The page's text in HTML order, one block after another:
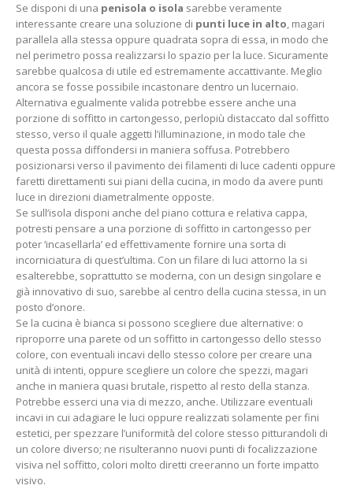
Se disponi di una penisola o isola sarebbe veramente
interessante creare una soluzione di punti luce in alto, magari
parallela alla stessa oppure quadrata sopra di essa, in modo che
nel perimetro possa realizzarsi lo spazio per la luce. Sicuramente
sarebbe qualcosa di utile ed estremamente accattivante. Meglio
ancora se fosse possibile incastonare dentro un lucernaio.
Alternativa egualmente valida potrebbe essere anche una
porzione di soffitto in cartongesso, perlopiù distaccato dal soffitto
stesso, verso il quale aggetti l’illuminazione, in modo tale che
questa possa diffondersi in maniera soffusa. Potrebbero
posizionarsi verso il pavimento dei filamenti di luce cadenti oppure
faretti direttamenti sui piani della cucina, in modo da avere punti
luce in direzioni diametralmente opposte.
Se sull’isola disponi anche del piano cottura e relativa cappa,
potresti pensare a una porzione di soffitto in cartongesso per
poter ‘incasellarla’ ed effettivamente fornire una sorta di
incorniciatura di quest’ultima. Con un filare di luci attorno la si
esalterebbe, soprattutto se moderna, con un design singolare e
già innovativo di suo, sarebbe al centro della cucina stessa, in un
posto d’onore.
Se la cucina è bianca si possono scegliere due alternative: o
riproporre una parete od un soffitto in cartongesso dello stesso
colore, con eventuali incavi dello stesso colore per creare una
unità di intenti, oppure scegliere un colore che spezzi, magari
anche in maniera quasi brutale, rispetto al resto della stanza.
Potrebbe esserci una via di mezzo, anche. Utilizzare eventuali
incavi in cui adagiare le luci oppure realizzati solamente per fini
estetici, per spezzare l’uniformità del colore stesso pitturandoli di
un colore diverso; ne risulteranno nuovi punti di focalizzazione
visiva nel soffitto, colori molto diretti creeranno un forte impatto
visivo.